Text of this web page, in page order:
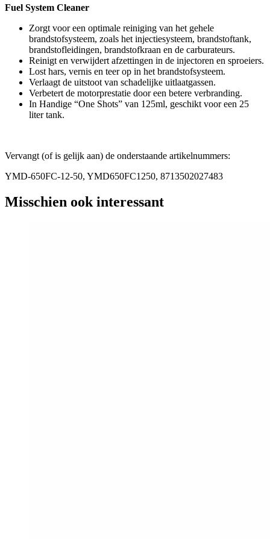
Fuel System Cleaner
Zorgt voor een optimale reiniging van het gehele
brandstofsysteem, zoals het injectiesysteem, brandstoftank,
brandstofleidingen, brandstofkraan en de carburateurs.
Reinigt en verwijdert afzettingen in de injectoren en sproeiers.
Lost hars, vernis en teer op in het brandstofsysteem.
Verlaagt de uitstoot van schadelijke uitlaatgassen.
Verbetert de motorprestatie door een betere verbranding.
In Handige “One Shots” van 125ml, geschikt voor een 25
liter tank.
Vervangt (of is gelijk aan) de onderstaande artikelnummers:
YMD-650FC-12-50, YMD650FC1250, 8713502027483
Misschien ook interessant